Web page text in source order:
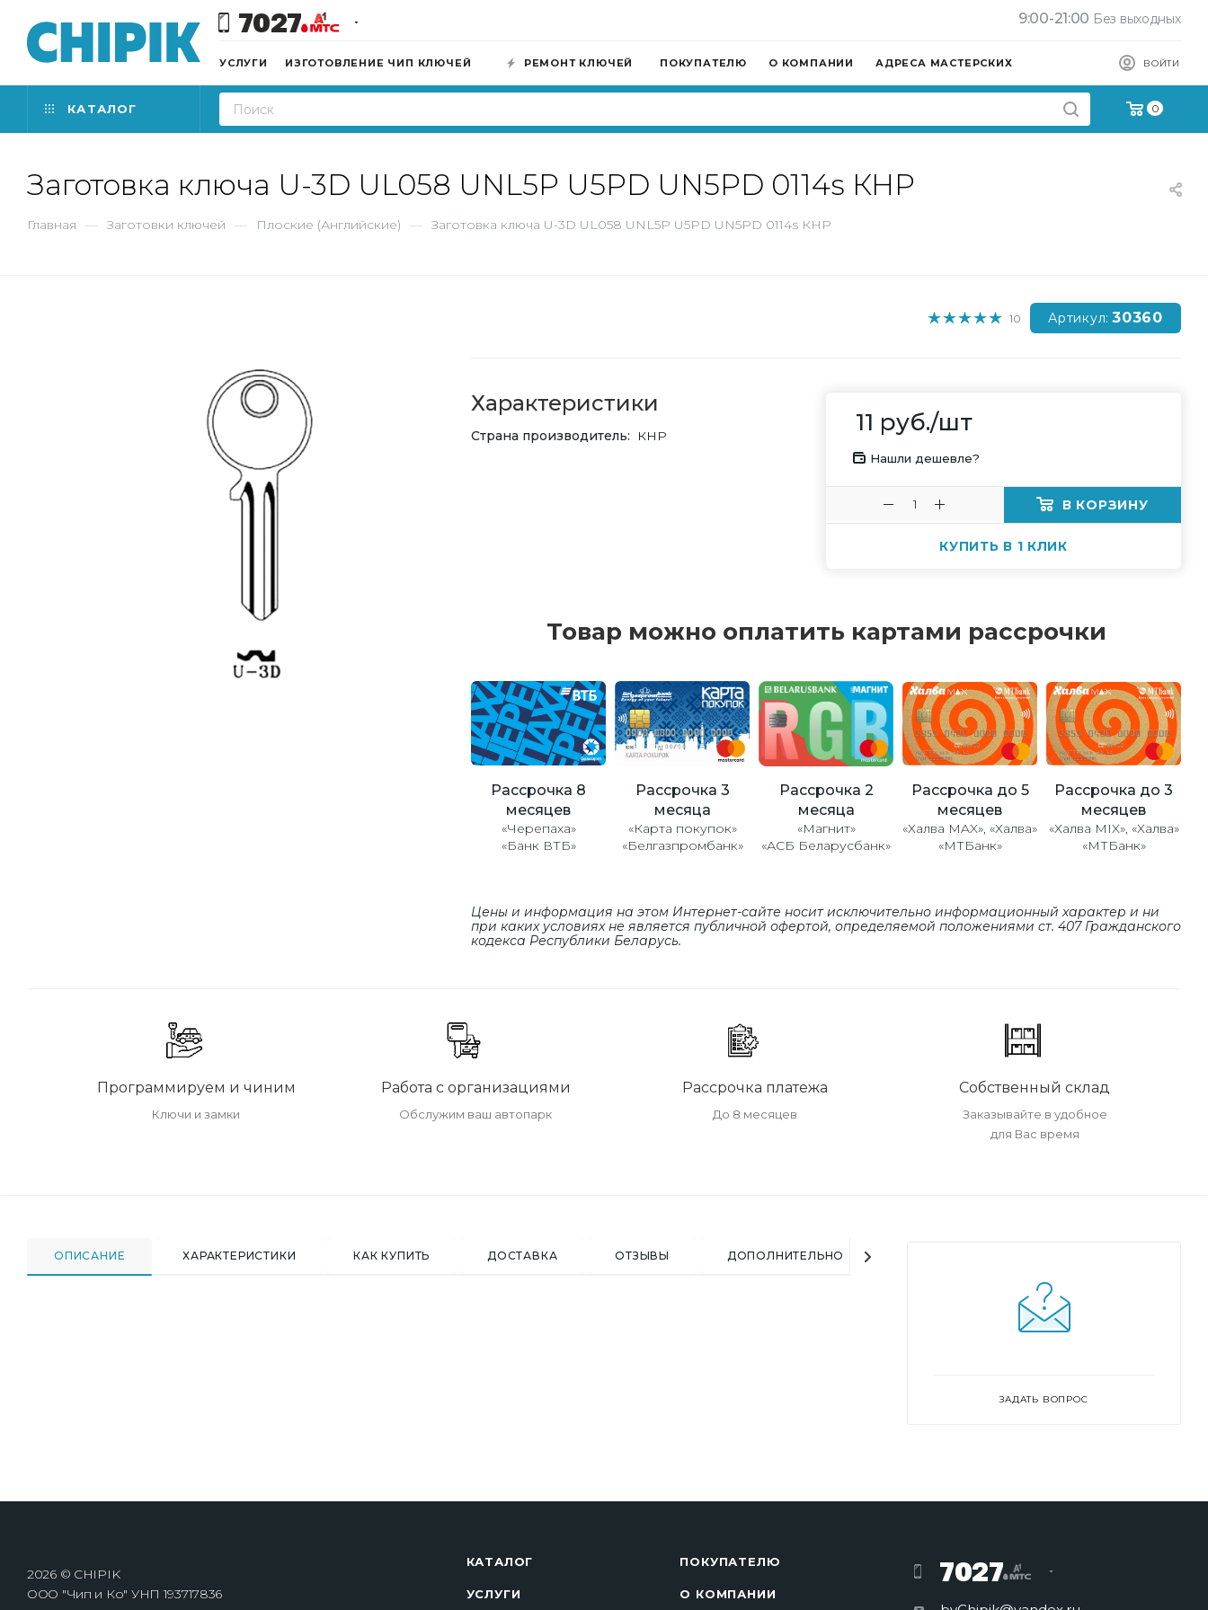
7027 9:00-21:00 Без выходных
ВОЙТИ
УСЛУГИ ИЗГОТОВЛЕНИЕ ЧИП КЛЮЧЕЙ РЕМОНТ КЛЮЧЕЙ ПОКУПАТЕЛЮ О КОМПАНИИ АДРЕСА МАСТЕРСКИХ
0
КАТАЛОГ
Заготовка ключа U-3D UL058 UNL5P U5PD UN5PD 0114s КНР
Главная — Заготовки ключей — Плоские (Английские) — Заготовка ключа U-3D UL058 UNL5P U5PD UN5PD 0114s КНР
10 Артикул: 30360
Характеристики
Страна производитель КНР 11 руб./шт
Нашли дешевле?
В КОРЗИНУ
КУПИТЬ В 1 КЛИК
Товар можно оплатить картами рассрочки
Рассрочка 8
месяцев
«Черепаха»
«Банк ВТБ»
Рассрочка 3
месяца
«Карта покупок»
«Белгазпромбанк»
Рассрочка 2
месяца
«Магнит»
«АСБ Беларусбанк»
Рассрочка до 5
месяцев
«Халва MAX», «Халва»
«МТБанк»
Рассрочка до 3
месяцев
«Халва MIX», «Халва»
«МТБанк»
Цены и информация на этом Интернет-сайте носит исключительно информационный характер и ни
при каких условиях не является публичной офертой, определяемой положениями cт. 407 Гражданского
кодекса Республики Беларусь.
Программируем и чиним
Ключи и замки
Работа с организациями
Обслужим ваш автопарк
Рассрочка платежа
До 8 месяцев
Собственный склад
Заказывайте в удобное
для Вас время
ОПИСАНИЕ ХАРАКТЕРИСТИКИ КАК КУПИТЬ ДОСТАВКА ОТЗЫВЫ ДОПОЛНИТЕЛЬНО
ЗАДАТЬ ВОПРОС
2026 © CHIPIK
ООО "Чип и Ко" УНП 193717836
КАТАЛОГ
УСЛУГИ
ПОКУПАТЕЛЮ
О КОМПАНИИ
7027